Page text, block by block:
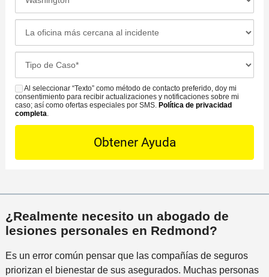
n
*
d
d
C
o
n
t
t
P
e
f
c
c
ó
n
d
e
i
e
n
t
e
o
i
c
i
n
e
r
a
n
s
e
D
e
a
*
S
M
S
Al seleccionar “Texto” como método de contacto preferido, doy mi
consentimiento para recibir actualizaciones y notificaciones sobre mi
caso; así como ofertas especiales por SMS. Política de privacidad
completa.
¿Realmente necesito un abogado de
lesiones personales en Redmond?
Es un error común pensar que las compañías de seguros
priorizan el bienestar de sus asegurados. Muchas personas